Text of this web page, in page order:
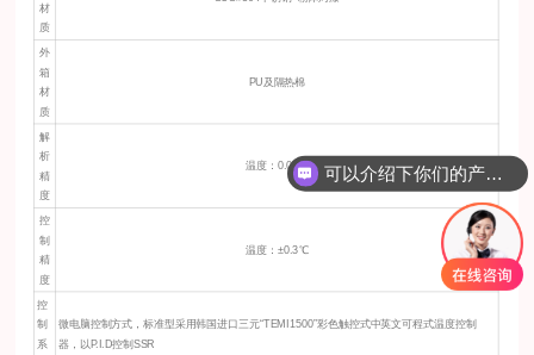
材
质
外
箱
材
质
PU及隔热棉
解
析
精
度
温度：0.01℃
控
制
精
度
温度：±0.3℃
控
制
系
微电脑控制方式，标准型采用韩国进口三元“TEMI1500”彩色触控式中英文可程式温度控制
器，以P.I.D控制SSR
可以介绍下你们的产品么？